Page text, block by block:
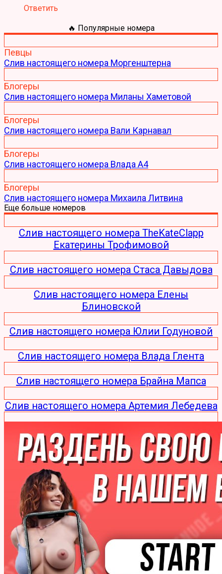
Ответить
🔥 Популярные номера
Певцы
Слив настоящего номера Моргенштерна
Блогеры
Слив настоящего номера Миланы Хаметовой
Блогеры
Слив настоящего номера Вали Карнавал
Блогеры
Слив настоящего номера Влада А4
Блогеры
Слив настоящего номера Михаила Литвина
Еще больше номеров
Слив настоящего номера TheKateClapp
Екатерины Трофимовой
Слив настоящего номера Стаса Давыдова
Слив настоящего номера Елены
Блиновской
Слив настоящего номера Юлии Годуновой
Слив настоящего номера Влада Глента
Слив настоящего номера Брайна Мапса
Слив настоящего номера Артемия Лебедева
Слив настоящего номера Ильи Варламова